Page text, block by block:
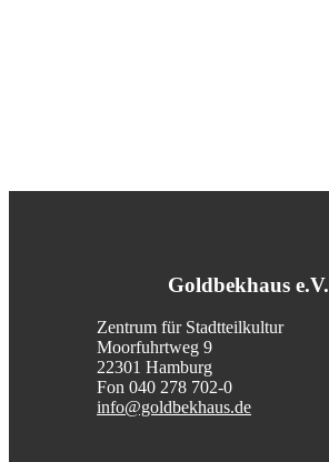
Goldbekhaus e.V.
Zentrum für Stadtteilkultur
Moorfuhrtweg 9
22301 Hamburg
Fon 040 278 702-0
info@goldbekhaus.de